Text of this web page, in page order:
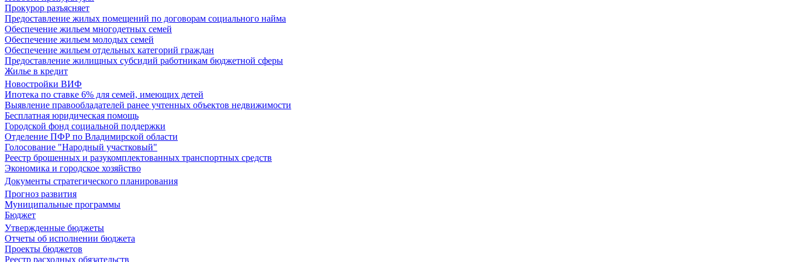
Прокурор разъясняет
Предоставление жилых помещений по договорам социального найма
Обеспечение жильем многодетных семей
Обеспечение жильем молодых семей
Обеспечение жильем отдельных категорий граждан
Предоставление жилищных субсидий работникам бюджетной сферы
Жилье в кредит
Новостройки ВИФ
Ипотека по ставке 6% для семей, имеющих детей
Выявление правообладателей ранее учтенных объектов недвижимости
Бесплатная юридическая помощь
Городской фонд социальной поддержки
Отделение ПФР по Владимирской области
Голосование "Народный участковый"
Реестр брошенных и разукомплектованных транспортных средств
Экономика и городское хозяйство
Документы стратегического планирования
Прогноз развития
Муниципальные программы
Бюджет
Утвержденные бюджеты
Отчеты об исполнении бюджета
Проекты бюджетов
Реестр расходных обязательств